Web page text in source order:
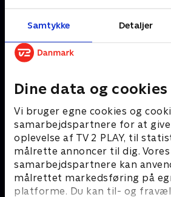
Samtykke Detaljer
Dine data og cookies
Vi bruger egne cookies og
samarbejdspartnere for at
oplevelse af TV 2 PLAY, til
målrette annoncer til dig. Vores
samarbejdspartnere kan
målrettet markedsføring på
platforme. Du kan til- og
Kræver tilkøb
Mere indhold fra Disney+
The Shards